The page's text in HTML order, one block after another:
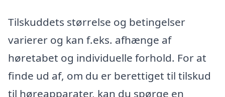
Tilskuddets størrelse og betingelser
varierer og kan f.eks. afhænge af
høretabet og individuelle forhold. For at
finde ud af, om du er berettiget til tilskud
til høreapparater, kan du spørge en